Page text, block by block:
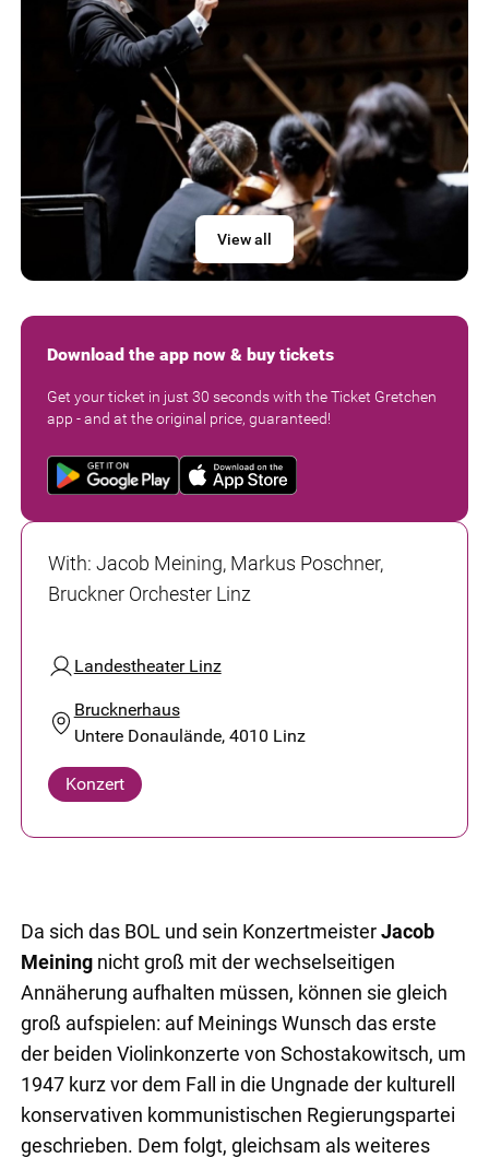
View all
Download the app now & buy tickets
Get your ticket in just 30 seconds with the Ticket Gretchen
app - and at the original price, guaranteed!
With: Jacob Meining, Markus Poschner,
Bruckner Orchester Linz
Landestheater Linz
Brucknerhaus
Untere Donaulände, 4010 Linz
Konzert
Da sich das BOL und sein KonzertmeisterJacob
Meiningnicht groß mit der wechselseitigen
Annäherung aufhalten müssen, können sie gleich
groß aufspielen: auf Meinings Wunsch das erste
der beiden Violinkonzerte von Schostakowitsch, um
1947 kurz vor dem Fall in die Ungnade der kulturell
konservativen kommunistischen Regierungspartei
geschrieben. Dem folgt, gleichsam als weiteres